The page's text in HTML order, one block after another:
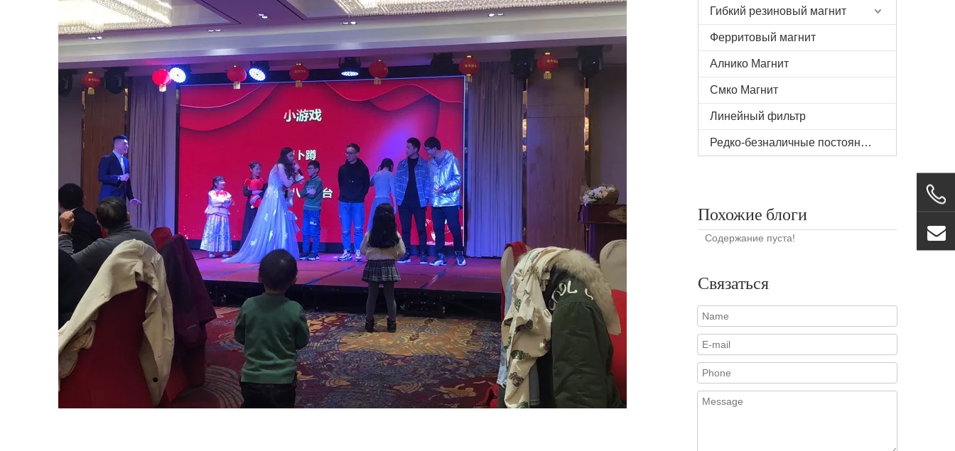
Гибкий резиновый магнит
Ферритовый магнит
Алнико Магнит
Смко Магнит
Линейный фильтр
Редко-безналичные постоянные магниты
Похожие блоги
Содержание пуста!
Связаться